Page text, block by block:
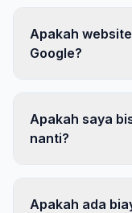
Apakah
Google?
Apakah saya
nanti?
Apakah ada